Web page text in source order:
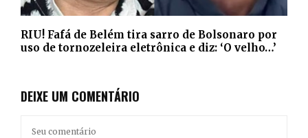
RIU! Fafá de Belém tira sarro de Bolsonaro por
uso de tornozeleira eletrônica e diz: ‘O velho…’
DEIXE UM COMENTÁRIO